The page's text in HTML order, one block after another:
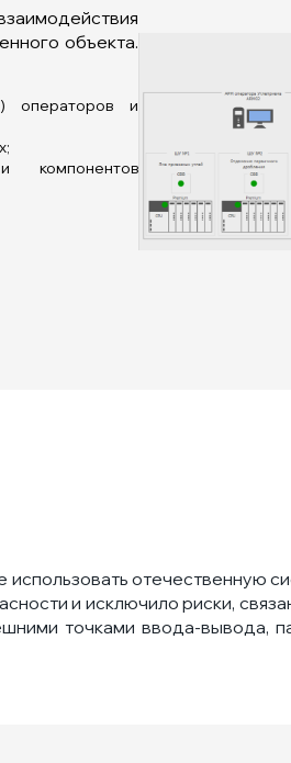
объекта.
операторов и
компонентов
отечественную
и исключило риски,
точками ввода-вывода,